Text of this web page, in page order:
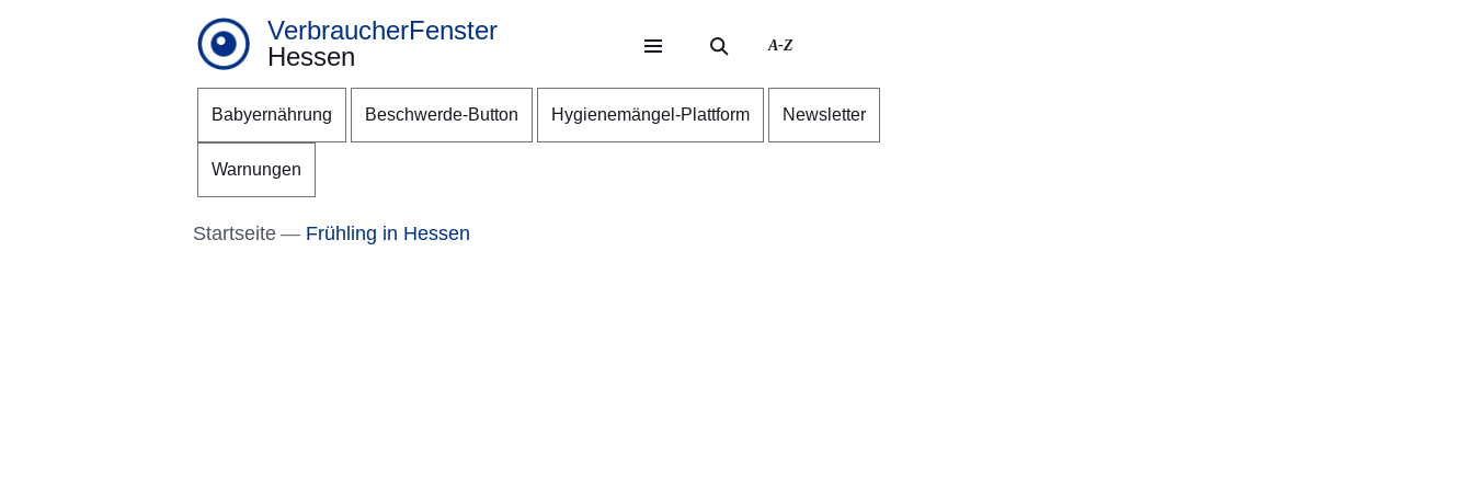
Direkt zum Kopf der Seite
Direkt zum Inhalt
Direkt zum Fuß der Seite
VerbraucherFenster
Hessen
A-Z
Babyernährung Beschwerde-Button Hygienemängel-Plattform Newsletter
Warnungen
Startseite Frühling in Hessen